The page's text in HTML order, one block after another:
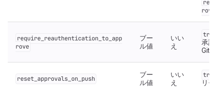
rove
require_reauthentication_to_app
rove
ブー
ル値
いい
え
true
承認
reset_approvals_on_push
ブー
ル値
いい
え
true
リ